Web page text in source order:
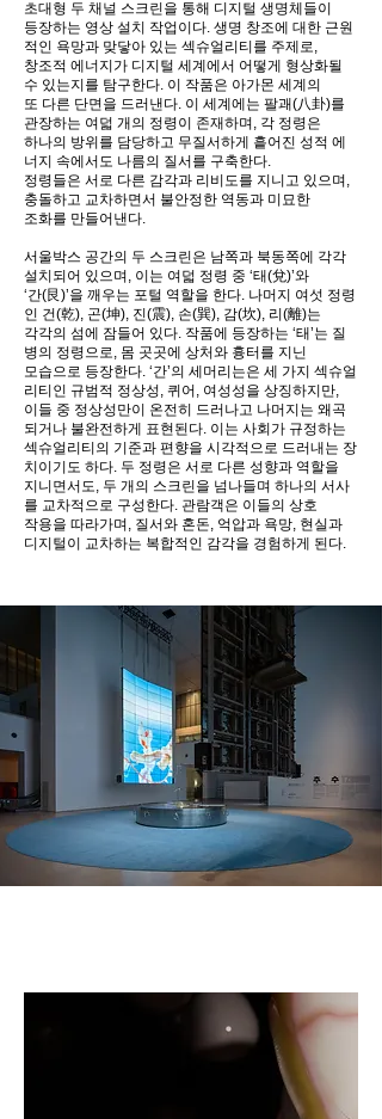
초대형 두 채널 스크린을 통해 디지털 생명체들이
등장하는 영상 설치 작업이다. 생명 창조에 대한 근원
적인 욕망과 맞닿아 있는 섹슈얼리티를 주제로,
창조적 에너지가 디지털 세계에서 어떻게 형상화될
수 있는지를 탐구한다. 이 작품은 아가몬 세계의
또 다른 단면을 드러낸다. 이 세계에는 팔괘(八卦)를
관장하는 여덟 개의 정령이 존재하며, 각 정령은
하나의 방위를 담당하고 무질서하게 흩어진 성적 에
너지 속에서도 나름의 질서를 구축한다.
정령들은 서로 다른 감각과 리비도를 지니고 있으며,
충돌하고 교차하면서 불안정한 역동과 미묘한
조화를 만들어낸다.
서울박스 공간의 두 스크린은 남쪽과 북동쪽에 각각
설치되어 있으며, 이는 여덟 정령 중 ‘태(兌)’와
‘간(艮)’을 깨우는 포털 역할을 한다. 나머지 여섯 정령
인 건(乾), 곤(坤), 진(震), 손(巽), 감(坎), 리(離)는
각각의 섬에 잠들어 있다. 작품에 등장하는 ‘태’는 질
병의 정령으로, 몸 곳곳에 상처와 흉터를 지닌
모습으로 등장한다. ‘간’의 세머리는은 세 가지 섹슈얼
리티인 규범적 정상성, 퀴어, 여성성을 상징하지만,
이들 중 정상성만이 온전히 드러나고 나머지는 왜곡
되거나 불완전하게 표현된다. 이는 사회가 규정하는
섹슈얼리티의 기준과 편향을 시각적으로 드러내는 장
치이기도 하다. 두 정령은 서로 다른 성향과 역할을
지니면서도, 두 개의 스크린을 넘나들며 하나의 서사
를 교차적으로 구성한다. 관람객은 이들의 상호
작용을 따라가며, 질서와 혼돈, 억압과 욕망, 현실과
디지털이 교차하는 복합적인 감각을 경험하게 된다.